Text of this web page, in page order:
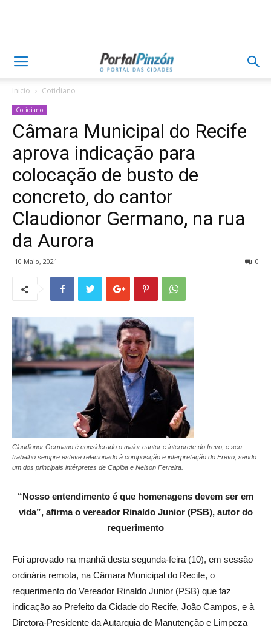
Inicio Cotidiano
Cotidiano
Câmara Municipal do Recife
aprova indicação para
colocação de busto de
concreto, do cantor
Claudionor Germano, na rua
da Aurora
10 Maio, 2021 0
Claudionor Germano é considerado o maior cantor e interprete do frevo, e seu
trabalho sempre esteve relacionado à composição e interpretação do Frevo, sendo
um dos principais intérpretes de Capiba e Nelson Ferreira.
“Nosso entendimento é que homenagens devem ser em
vida”, afirma o vereador Rinaldo Junior (PSB), autor do
requerimento
Foi aprovado na manhã desta segunda-feira (10), em sessão
ordinária remota, na Câmara Municipal do Recife, o
requerimento do Vereador Rinaldo Junior (PSB) que faz
indicação ao Prefeito da Cidade do Recife, João Campos, e à
Diretora-Presidente da Autarquia de Manutenção e Limpeza